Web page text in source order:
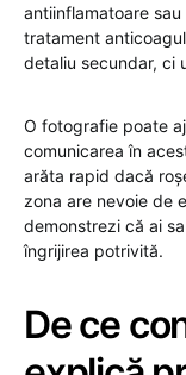
antiinflamatoare
tratament
detaliu secundar, ci
O fotografie poate
comunicarea în
arăta rapid dacă
zona are nevoie de
demonstrezi că ai
îngrijirea potrivită.
De ce